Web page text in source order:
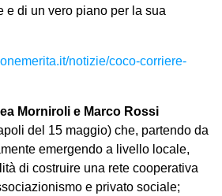
e di un vero piano per la sua
notizie/coco-corriere-
Morniroli e Marco Rossi
del 15 maggio) che, partendo da
emergendo a livello locale,
di costruire una rete cooperativa
e privato sociale;